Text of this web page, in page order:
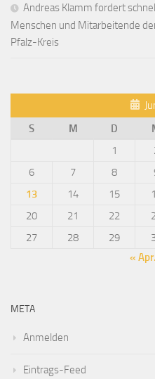
Andreas Klamm fordert
Menschen und Mitarbeitende
Pfalz-Kreis
S
M D
1
6
7 8
13
14 15
20
21 22
27
28 29
« Apr.
META
Anmelden
Eintrags-Feed